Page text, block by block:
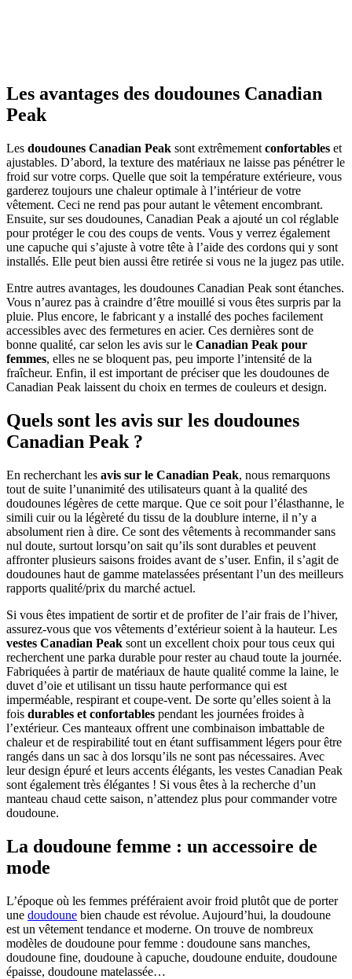
Les avantages des doudounes Canadian
Peak
Les doudounes Canadian Peak sont extrêmement confortables et
ajustables. D’abord, la texture des matériaux ne laisse pas pénétrer le
froid sur votre corps. Quelle que soit la température extérieure, vous
garderez toujours une chaleur optimale à l’intérieur de votre
vêtement. Ceci ne rend pas pour autant le vêtement encombrant.
Ensuite, sur ses doudounes, Canadian Peak a ajouté un col réglable
pour protéger le cou des coups de vents. Vous y verrez également
une capuche qui s’ajuste à votre tête à l’aide des cordons qui y sont
installés. Elle peut bien aussi être retirée si vous ne la jugez pas utile.
Entre autres avantages, les doudounes Canadian Peak sont étanches.
Vous n’aurez pas à craindre d’être mouillé si vous êtes surpris par la
pluie. Plus encore, le fabricant y a installé des poches facilement
accessibles avec des fermetures en acier. Ces dernières sont de
bonne qualité, car selon les avis sur le Canadian Peak pour
femmes, elles ne se bloquent pas, peu importe l’intensité de la
fraîcheur. Enfin, il est important de préciser que les doudounes de
Canadian Peak laissent du choix en termes de couleurs et design.
Quels sont les avis sur les doudounes
Canadian Peak ?
En recherchant les avis sur le Canadian Peak, nous remarquons
tout de suite l’unanimité des utilisateurs quant à la qualité des
doudounes légères de cette marque. Que ce soit pour l’élasthanne, le
simili cuir ou la légèreté du tissu de la doublure interne, il n’y a
absolument rien à dire. Ce sont des vêtements à recommander sans
nul doute, surtout lorsqu’on sait qu’ils sont durables et peuvent
affronter plusieurs saisons froides avant de s’user. Enfin, il s’agit de
doudounes haut de gamme matelassées présentant l’un des meilleurs
rapports qualité/prix du marché actuel.
Si vous êtes impatient de sortir et de profiter de l’air frais de l’hiver,
assurez-vous que vos vêtements d’extérieur soient à la hauteur. Les
vestes Canadian Peak sont un excellent choix pour tous ceux qui
recherchent une parka durable pour rester au chaud toute la journée.
Fabriquées à partir de matériaux de haute qualité comme la laine, le
duvet d’oie et utilisant un tissu haute performance qui est
imperméable, respirant et coupe-vent. De sorte qu’elles soient à la
fois durables et confortables pendant les journées froides à
l’extérieur. Ces manteaux offrent une combinaison imbattable de
chaleur et de respirabilité tout en étant suffisamment légers pour être
rangés dans un sac à dos lorsqu’ils ne sont pas nécessaires. Avec
leur design épuré et leurs accents élégants, les vestes Canadian Peak
sont également très élégantes ! Si vous êtes à la recherche d’un
manteau chaud cette saison, n’attendez plus pour commander votre
doudoune.
La doudoune femme : un accessoire de
mode
L’époque où les femmes préféraient avoir froid plutôt que de porter
une doudoune bien chaude est révolue. Aujourd’hui, la doudoune
est un vêtement tendance et moderne. On trouve de nombreux
modèles de doudoune pour femme : doudoune sans manches,
doudoune fine, doudoune à capuche, doudoune enduite, doudoune
épaisse, doudoune matelassée…